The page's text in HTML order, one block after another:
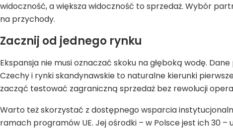
widoczność, a większa widoczność to sprzedaż. Wybór
na przychody.
Zacznij od jednego rynku
Ekspansja nie musi oznaczać skoku na głęboką wodę.
Czechy i rynki skandynawskie to naturalne kierunki
zacząć testować zagraniczną sprzedaż bez rewolucji
Warto też skorzystać z dostępnego wsparcia
ramach programów UE. Jej ośrodki – w Polsce jest ich 30